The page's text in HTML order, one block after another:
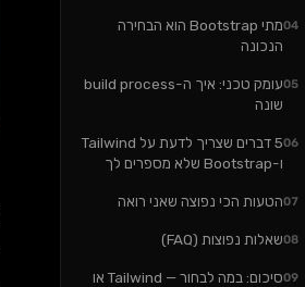
04
מתי Bootstrap הוא הבחירה
הנכונה
05
עומק טכני: איך ה-build process
שונה
06
5 דברים שצריך לדעת על Tailwind
ו-Bootstrap שלא מספרים לך
07הטעות הכי נפוצה שאני רואה
08שאלות נפוצות (FAQ)
09
סיכום: במה לבחור — Tailwind או